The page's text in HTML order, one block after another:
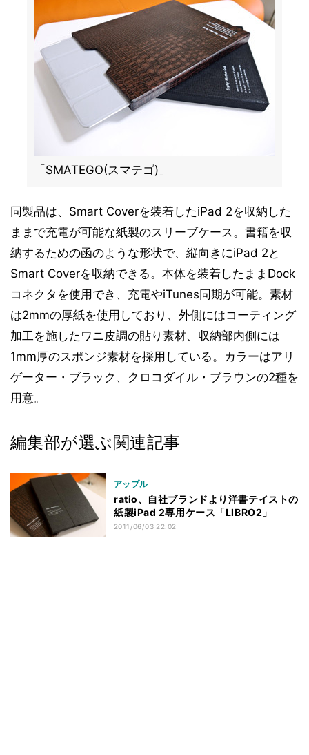
「SMATEGO(スマテゴ)」
同製品は、Smart Coverを装着したiPad 2を収納した
ままで充電が可能な紙製のスリーブケース。書籍を収
納するための函のような形状で、縦向きにiPad 2と
Smart Coverを収納できる。本体を装着したままDock
コネクタを使用でき、充電やiTunes同期が可能。素材
は2mmの厚紙を使用しており、外側にはコーティング
加工を施したワニ皮調の貼り素材、収納部内側には
1mm厚のスポンジ素材を採用している。カラーはアリ
ゲーター・ブラック、クロコダイル・ブラウンの2種を
用意。
編集部が選ぶ関連記事
アップル
ratio、自社ブランドより洋書テイストの
紙製iPad 2専用ケース「LIBRO2」
2011/06/03 22:02